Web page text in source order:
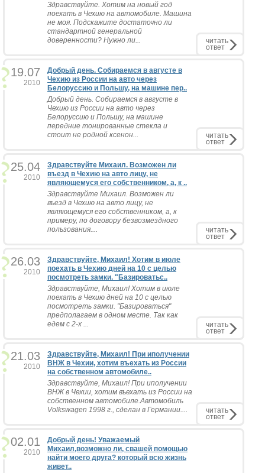
Здравствуйте. Хотим на новый год
поехать в Чехию на автомобиле. Машина
не моя. Подскажите достаточно ли
стандартной генеральной
доверенности? Нужно ли...
читать
ответ
19.07
2010
Добрый день. Собираемся в августе в
Чехию из России на авто через
Белоруссию и Польшу, на машине пер..
Добрый день. Собираемся в августе в
Чехию из России на авто через
Белоруссию и Польшу, на машине
передние тонированные стекла и
стоит не родной ксенон...
читать
ответ
25.04
2010
Здравствуйте Михаил. Возможен ли
въезд в Чехию на авто лицу, не
являющемуся его собственником, а, к ..
Здравствуйте Михаил. Возможен ли
въезд в Чехию на авто лицу, не
являющемуся его собственником, а, к
примеру, по договору безвозмездного
пользования....
читать
ответ
26.03
2010
Здравствуйте, Михаил! Хотим в июле
поехать в Чехию дней на 10 с целью
посмотреть замки. "Базироватьс..
Здравствуйте, Михаил! Хотим в июле
поехать в Чехию дней на 10 с целью
посмотреть замки. "Базироваться"
предполагаем в одном месте. Так как
едем с 2-х ...
читать
ответ
21.03
2010
Здравствуйте, Михаил! При иполучении
ВНЖ в Чехии, хотим въехать из России
на собственном автомобиле..
Здравствуйте, Михаил! При иполучении
ВНЖ в Чехии, хотим въехать из России на
собственном автомобиле.Автомобиль
Volkswagen 1998 г., сделан в Германии....
читать
ответ
02.01
2010
Добрый день! Уважаемый
Михаил,возможно ли, свашей помощью
найти моего друга? который всю жизнь
живет..